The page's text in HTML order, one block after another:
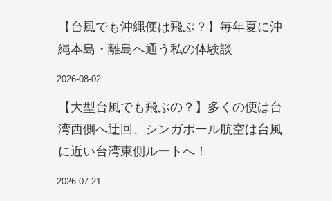
【台風でも沖縄便は飛ぶ？】毎年夏に沖
縄本島・離島へ通う私の体験談
2026-08-02
【大型台風でも飛ぶの？】多くの便は台
湾西側へ迂回、シンガポール航空は台風
に近い台湾東側ルートへ！
2026-07-21